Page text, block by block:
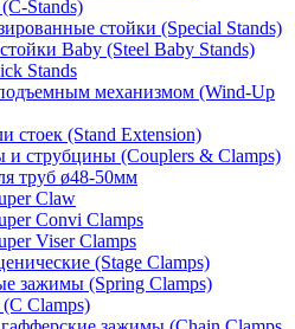
Stands)
стойки (Special Stands)
Baby (Steel Baby Stands)
Stands
механизмом (Wind-Up
стоек (Stand Extension)
струбцины (Couplers & Clamps)
труб ø48-50мм
Claw
Convi Clamps
Viser Clamps
(Stage Clamps)
зажимы (Spring Clamps)
Clamps)